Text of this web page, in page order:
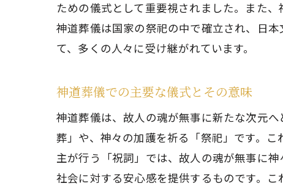
ための儀式として重要視されました。また
神道葬儀は国家の祭祀の中で確立され、日
て、多くの人々に受け継がれています。
神道葬儀での主要な儀式とその意味
神道葬儀は、故人の魂が無事に新たな次元
葬」や、神々の加護を祈る「祭祀」です。
主が行う「祝詞」では、故人の魂が無事に
社会に対する安心感を提供するものです。